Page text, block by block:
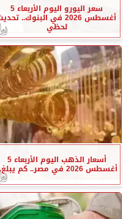
سعر اليورو اليوم الأربعاء 5
أغسطس 2026 في البنوك..
لحظي
أسعار الذهب اليوم الأربعاء 5
أغسطس 2026 في مصر.. كم يبلغ...